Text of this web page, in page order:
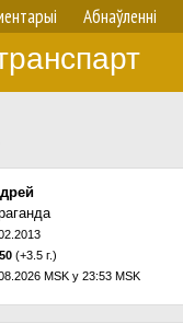
Абнаўленнi
(+3.5 г.)
MSK у 23:53 MSK